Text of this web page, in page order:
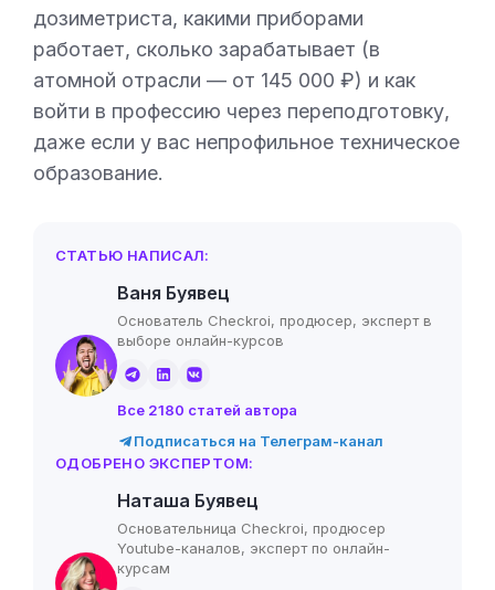
дозиметриста, какими приборами
работает, сколько зарабатывает (в
атомной отрасли — от 145 000 ₽) и как
войти в профессию через переподготовку,
даже если у вас непрофильное техническое
образование.
СТАТЬЮ НАПИСАЛ:
Ваня Буявец
Основатель Checkroi, продюсер, эксперт в
выборе онлайн-курсов
Все 2180 статей автора
Подписаться на Телеграм-канал
ОДОБРЕНО ЭКСПЕРТОМ:
Наташа Буявец
Основательница Checkroi, продюсер
Youtube-каналов, эксперт по онлайн-
курсам